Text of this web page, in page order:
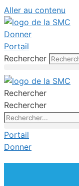
Aller au contenu
Donner
Portail
Rechercher
Rechercher
Rechercher
Portail
Donner